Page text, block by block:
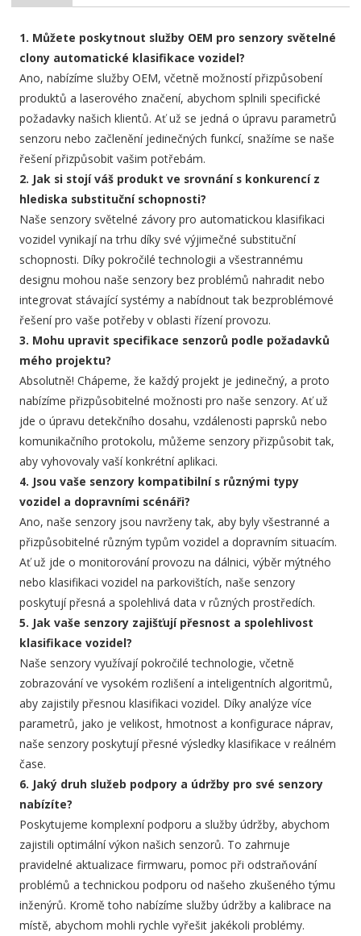
1. Můžete poskytnout služby OEM pro senzory světelné
clony automatické klasifikace vozidel?
Ano, nabízíme služby OEM, včetně možností přizpůsobení
produktů a laserového značení, abychom splnili specifické
požadavky našich klientů. Ať už se jedná o úpravu parametrů
senzoru nebo začlenění jedinečných funkcí, snažíme se naše
řešení přizpůsobit vašim potřebám.
2. Jak si stojí váš produkt ve srovnání s konkurencí z
hlediska substituční schopnosti?
Naše senzory světelné závory pro automatickou klasifikaci
vozidel vynikají na trhu díky své výjimečné substituční
schopnosti. Díky pokročilé technologii a všestrannému
designu mohou naše senzory bez problémů nahradit nebo
integrovat stávající systémy a nabídnout tak bezproblémové
řešení pro vaše potřeby v oblasti řízení provozu.
3. Mohu upravit specifikace senzorů podle požadavků
mého projektu?
Absolutně! Chápeme, že každý projekt je jedinečný, a proto
nabízíme přizpůsobitelné možnosti pro naše senzory. Ať už
jde o úpravu detekčního dosahu, vzdálenosti paprsků nebo
komunikačního protokolu, můžeme senzory přizpůsobit tak,
aby vyhovovaly vaší konkrétní aplikaci.
4. Jsou vaše senzory kompatibilní s různými typy
vozidel a dopravními scénáři?
Ano, naše senzory jsou navrženy tak, aby byly všestranné a
přizpůsobitelné různým typům vozidel a dopravním situacím.
Ať už jde o monitorování provozu na dálnici, výběr mýtného
nebo klasifikaci vozidel na parkovištích, naše senzory
poskytují přesná a spolehlivá data v různých prostředích.
5. Jak vaše senzory zajišťují přesnost a spolehlivost
klasifikace vozidel?
Naše senzory využívají pokročilé technologie, včetně
zobrazování ve vysokém rozlišení a inteligentních algoritmů,
aby zajistily přesnou klasifikaci vozidel. Díky analýze více
parametrů, jako je velikost, hmotnost a konfigurace náprav,
naše senzory poskytují přesné výsledky klasifikace v reálném
čase.
6. Jaký druh služeb podpory a údržby pro své senzory
nabízíte?
Poskytujeme komplexní podporu a služby údržby, abychom
zajistili optimální výkon našich senzorů. To zahrnuje
pravidelné aktualizace firmwaru, pomoc při odstraňování
problémů a technickou podporu od našeho zkušeného týmu
inženýrů. Kromě toho nabízíme služby údržby a kalibrace na
místě, abychom mohli rychle vyřešit jakékoli problémy.